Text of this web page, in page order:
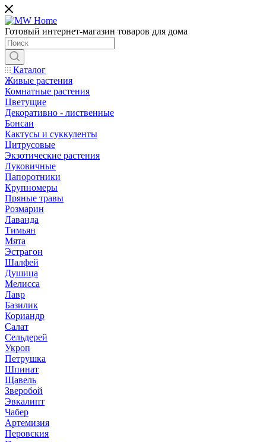
Готовый интернет-магазин товаров для дома
Каталог
Живые растения
Комнатные растения
Цветущие
Декоративно - лиственные
Бонсаи
Кактусы и суккуленты
Цитрусовые
Экзотические растения
Луковичные
Папоротники
Крупномеры
Пряные травы
Розмарин
Лаванда
Тимьян
Мята
Эстрагон
Шалфей
Душица
Мелисса
Лавр
Базилик
Кориандр
Салат
Сельдерей
Укроп
Петрушка
Шпинат
Щавель
Зверобой
Эвкалипт
Чабер
Артемизия
Перовския